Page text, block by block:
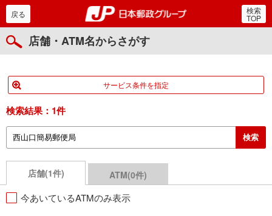
郵便局・日本郵政グルー
戻る 検索
TOP
店舗・ATM名からさがす
サービス条件を指定
検索結果： 1件
店舗(1件) ATM(0件)
今あいているATMのみ表示